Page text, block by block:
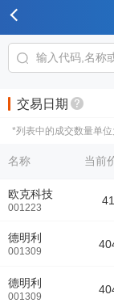
交易日期
*列表中的成交数量单
名称
欧克科技
001223
德明利
001309
德明利
001309
当前